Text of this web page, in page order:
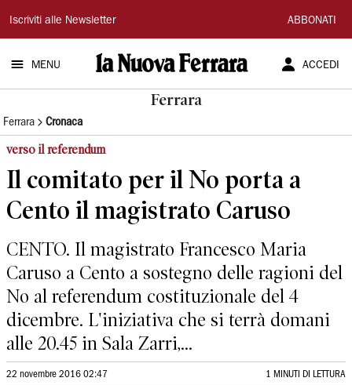
La
Nuova
Ferrara
Iscriviti alle Newsletter ABBONATI
MENU ACCEDI
Ferrara
Ferrara Cronaca
verso il referendum
Il comitato per il No porta a
Cento il magistrato Caruso
CENTO. Il magistrato Francesco Maria
Caruso a Cento a sostegno delle ragioni del
No al referendum costituzionale del 4
dicembre. L'iniziativa che si terrà domani
alle 20.45 in Sala Zarri,...
22 novembre 2016 02:47 1 MINUTI DI LETTURA